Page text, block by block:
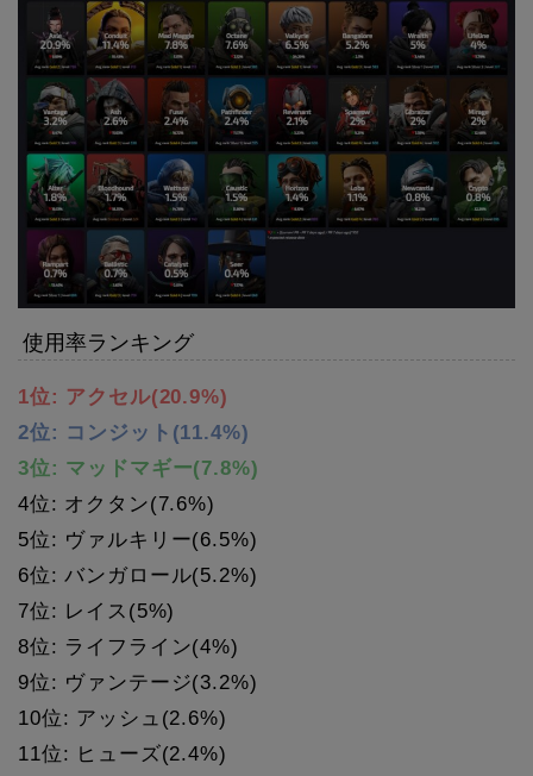
使用率ランキング
1位: アクセル(20.9%)
2位: コンジット(11.4%)
3位: マッドマギー(7.8%)
4位: オクタン(7.6%)
5位: ヴァルキリー(6.5%)
6位: バンガロール(5.2%)
7位: レイス(5%)
8位: ライフライン(4%)
9位: ヴァンテージ(3.2%)
10位: アッシュ(2.6%)
11位: ヒューズ(2.4%)